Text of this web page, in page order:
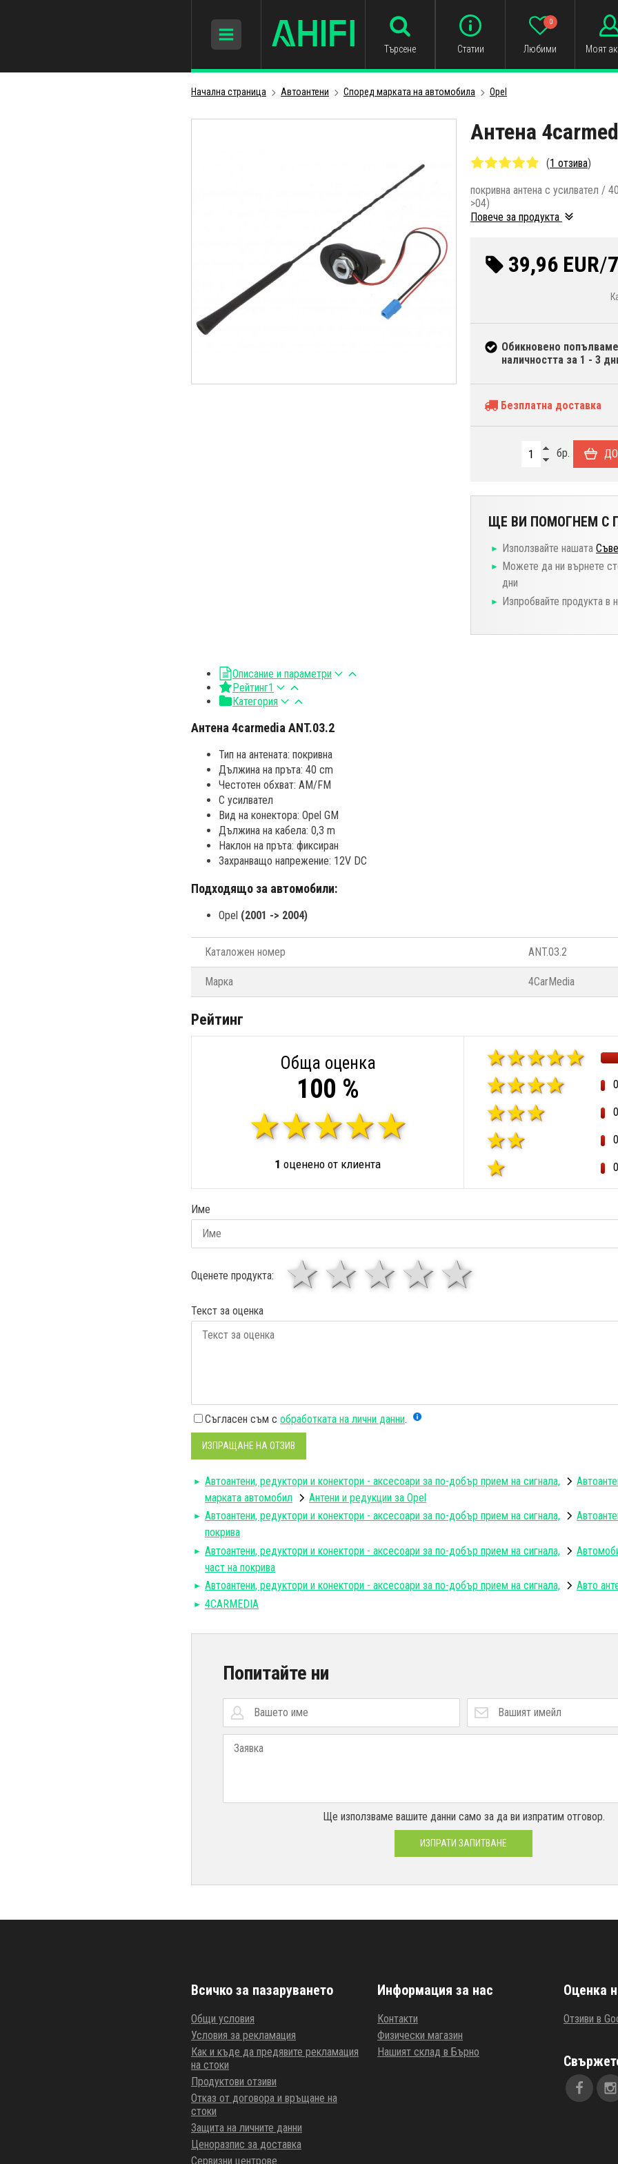
Търсене Статии Любими
0
Моят
Начална страница Автоантени Cпоред маркатa на автомобила Opel
Aнтена
(1 отзива)
покривна антена с усилвател /
>04)
Повече за продукта
39,96 EUR/
Обикновено попълваме
наличността за 1 - 3
Безплатна доставка
бр.
ЩЕ ВИ ПОМОГНЕМ С
Използвайте нашата
Можете да ни върнете
дни
Изпробвайте продукта в
Описание и параметри
Рейтинг1
Категория
Aнтена 4carmedia ANT.03.2
Тип на антената: покривна
Дължина на пръта: 40 cm
Честотен обхват: AM/FM
С усилвател
Вид на конектора: Opel GM
Дължина на кабела: 0,3 m
Наклон на пръта: фиксиран
Захранващо напрежение: 12V DC
Подходящо за автомобили:
Opel (2001 -> 2004)
Каталожен номер ANT.03.2
Марка 4CarMedia
Рейтинг
Обща оценка
100 %
1 оценено от клиента
Име
Оценете продукта: 4 звезди
3 звезди
звезди
1 звезда
Текст за оценка
Съгласен съм с обработката на лични данни.
ИЗПРАЩАНЕ НА ОТЗИВ
Автоантени, редуктори и конектори - аксесоари за по-добър прием на сигнала,
марката автомобил
Антени и редукции за Opel
Автоантени, редуктори и конектори - аксесоари за по-добър прием на сигнала,
покрива
Автоантени, редуктори и конектори - аксесоари за по-добър прием на сигнала,
част на покрива
Автоантени, редуктори и конектори - аксесоари за по-добър прием на сигнала,
Авто
4CARMEDIA
Попитайте ни
Ще използваме вашите данни само за да ви изпратим отговор.
ИЗПРАТИ ЗАПИТВАНЕ
Всичко за пазаруването
Общи условия
Условия за рекламация
Как и къде да предявите рекламация
на стоки
Продуктови отзиви
Отказ от договора и връщане на
стоки
Защита на личните данни
Ценоразпис за доставка
Сервизни центрове
Информация за нас
Контакти
Физически магазин
Нашият склад в Бърно
Оценка
Отзиви в